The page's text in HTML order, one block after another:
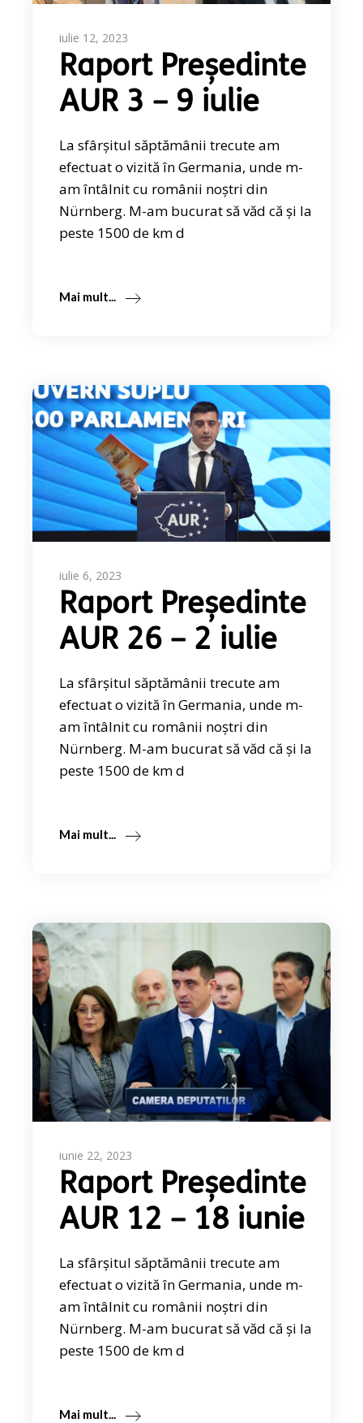
iulie 12, 2023
Raport Președinte
AUR 3 – 9 iulie
La sfârșitul săptămânii trecute am
efectuat o vizită în Germania, unde m-
am întâlnit cu românii noștri din
Nürnberg. M-am bucurat să văd că și la
peste 1500 de km d
Mai mult...
iulie 6, 2023
Raport Președinte
AUR 26 – 2 iulie
La sfârșitul săptămânii trecute am
efectuat o vizită în Germania, unde m-
am întâlnit cu românii noștri din
Nürnberg. M-am bucurat să văd că și la
peste 1500 de km d
Mai mult...
iunie 22, 2023
Raport Președinte
AUR 12 – 18 iunie
La sfârșitul săptămânii trecute am
efectuat o vizită în Germania, unde m-
am întâlnit cu românii noștri din
Nürnberg. M-am bucurat să văd că și la
peste 1500 de km d
Mai mult...